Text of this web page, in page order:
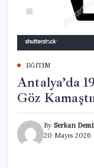
EĞITIM
Antalya’da
Göz
By Serkan
20 Mayıs 2026